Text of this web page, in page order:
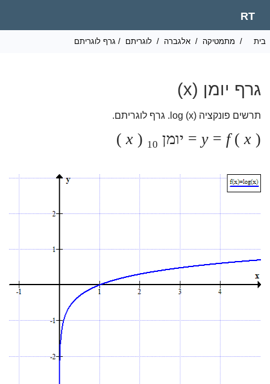
RT
מתמטיקה / אלגברה / לוגריתם / גרף לוגריתם
גרף יומן (x)
תרשים פונקציה log (x). גרף לוגריתם.
y=f(x) = יומן 10
(
x
)